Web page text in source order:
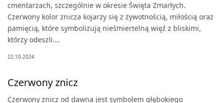
cmentarzach, szczególnie w okresie Święta Zmarłych.
Czerwony kolor znicza kojarzy się z żywotnością, miłością oraz
pamięcią, które symbolizują nieśmiertelną więź z bliskimi,
którzy odeszli.…
22.10.2024
Czerwony znicz
Czerwony znicz od dawna jest symbolem głębokiego